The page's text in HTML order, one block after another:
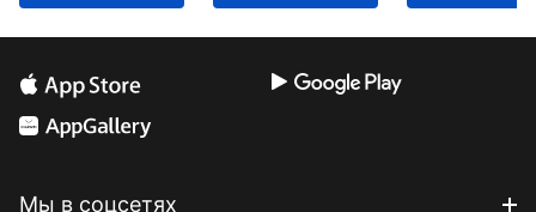
Мы в соцсетях